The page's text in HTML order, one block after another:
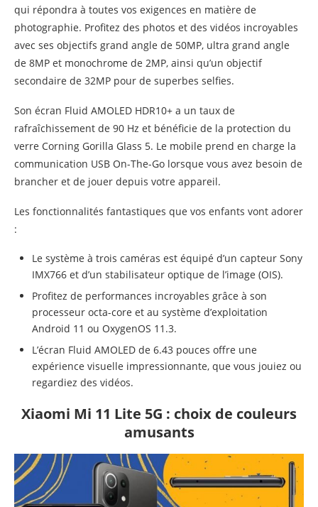
qui répondra à toutes vos exigences en matière de
photographie. Profitez des photos et des vidéos incroyables
avec ses objectifs grand angle de 50MP, ultra grand angle
de 8MP et monochrome de 2MP, ainsi qu’un objectif
secondaire de 32MP pour de superbes selfies.
Son écran Fluid AMOLED HDR10+ a un taux de
rafraîchissement de 90 Hz et bénéficie de la protection du
verre Corning Gorilla Glass 5. Le mobile prend en charge la
communication USB On-The-Go lorsque vous avez besoin de
brancher et de jouer depuis votre appareil.
Les fonctionnalités fantastiques que vos enfants vont adorer
:
Le système à trois caméras est équipé d’un capteur Sony
IMX766 et d’un stabilisateur optique de l’image (OIS).
Profitez de performances incroyables grâce à son
processeur octa-core et au système d’exploitation
Android 11 ou OxygenOS 11.3.
L’écran Fluid AMOLED de 6.43 pouces offre une
expérience visuelle impressionnante, que vous jouiez ou
regardiez des vidéos.
Xiaomi Mi 11 Lite 5G : choix de couleurs
amusants